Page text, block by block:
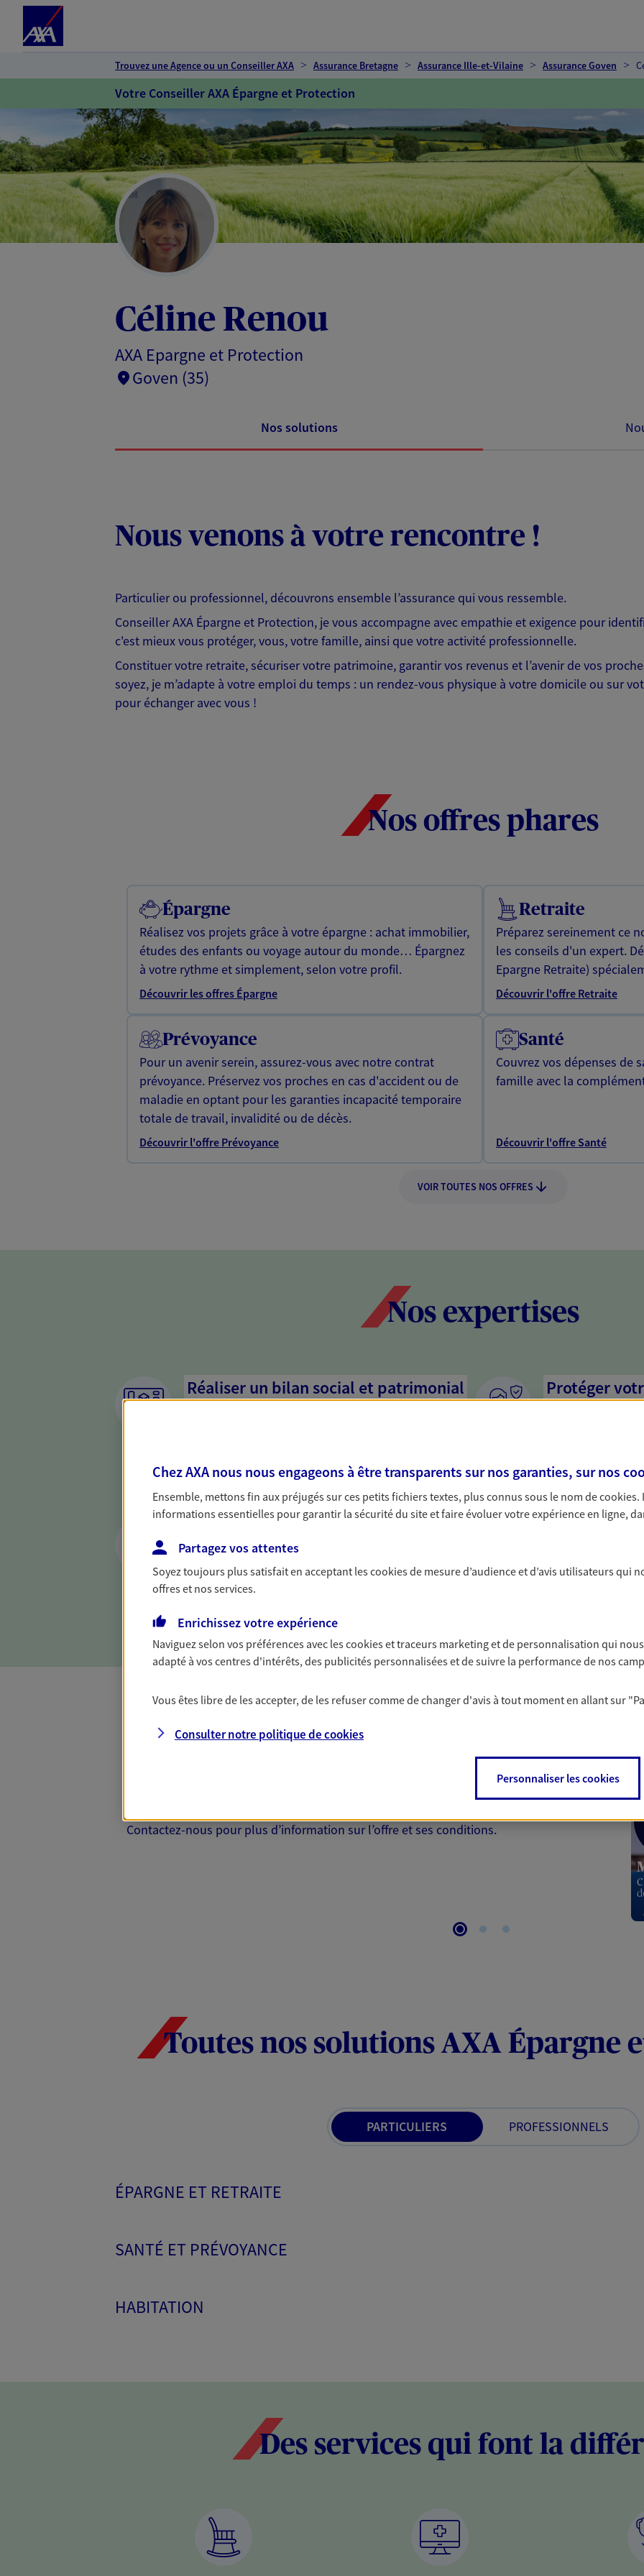
Trouvez une Agence ou un Conseiller AXA Assurance Bretagne Assurance Ille-et-Vilaine Assurance Goven
Votre Conseiller AXA Épargne et Protection
Céline Renou
AXA Epargne et Protection
Goven (35)
Nos solutions
Nous venons à votre rencontre !
Particulier ou professionnel, découvrons ensemble l’assurance qui vous ressemble.
Conseiller AXA Épargne et Protection, je vous accompagne avec empathie et exigence pour
c'est mieux vous protéger, vous, votre famille, ainsi que votre activité professionnelle.
Constituer votre retraite, sécuriser votre patrimoine, garantir vos revenus et l’avenir de vos
soyez, je m’adapte à votre emploi du temps : un rendez-vous physique à votre domicile ou sur
pour échanger avec vous !
Nos offres phares
Épargne
Réalisez vos projets grâce à votre épargne : achat immobilier,
études des enfants ou voyage autour du monde… Épargnez
à votre rythme et simplement, selon votre profil.
Découvrir les offres Épargne
Retraite
Préparez sereinement ce
les conseils d'un expert.
Epargne Retraite)
Découvrir l'offre Retraite
Prévoyance
Pour un avenir serein, assurez-vous avec notre contrat
prévoyance. Préservez vos proches en cas d'accident ou de
maladie en optant pour les garanties incapacité temporaire
totale de travail, invalidité ou de décès.
Découvrir l'offre Prévoyance
Santé
Couvrez vos dépenses de
famille avec la
Découvrir l'offre Santé
VOIR TOUTES NOS OFFRES
Nos expertises
Réaliser un bilan social et patrimonial
dresser un bilan complet de votre situation. Une analyse
solide pour vous formuler des conseils cohérents avec vos
besoins.
Protéger
Nous sommes à
activité, mais aussi
interlocuteur pour
Vous protéger et protéger vos proches
face aux aléas de la vie
Avec nos solutions de prévoyance, sécurisez vos ressources
et protégez vos proches en cas d'accident, d'invalidité,
Vous aider
fructifier votre
Complémentaire Santé
Et si préserver votre budget, c’était aussi prendre soin de votre santé ? Avec le contrat Ma
Contactez-nous pour plus d’information sur l’offre et ses conditions.
Toutes nos solutions AXA Épargne
PARTICULIERS PROFESSIONNELS
ÉPARGNE ET RETRAITE
SANTÉ ET PRÉVOYANCE
HABITATION
Des services qui font la
Chez AXA nous nous engageons à être transparents sur nos garanties, sur nos
Ensemble, mettons fin aux préjugés sur ces petits fichiers textes, plus connus sous le nom decookies.
informations essentielles pour garantir la sécurité du site et faire évoluer votre expérience en ligne,
Partagez vos attentes
Soyez toujours plus satisfait en acceptant lescookiesde mesure d’audience et d’avis utilisateurs qui
offres et nos services.
Enrichissez votre expérience
Naviguez selon vos préférences avec lescookies et traceurs marketing et de personnalisation qui
adapté à vos centres d'intérêts, des publicités personnalisées et de suivre la performance de nos
Vous êtes libre de les accepter, de les refuser comme de changer d'avis à tout moment en allant sur
Consulter notre politique decookies
Personnaliser les cookies